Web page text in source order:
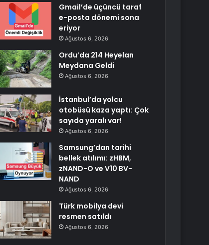
Gmail’de üçüncü taraf
e-posta dönemi sona
eriyor
Ağustos 6, 2026
Ordu’da 214 Heyelan
Meydana Geldi
Ağustos 6, 2026
İstanbul’da yolcu
otobüsü kaza yaptı: Çok
sayıda yaralı var!
Ağustos 6, 2026
Samsung’dan tarihi
bellek atılımı: zHBM,
zNAND-O ve V10 BV-
NAND
Ağustos 6, 2026
Türk mobilya devi
resmen satıldı
Ağustos 6, 2026